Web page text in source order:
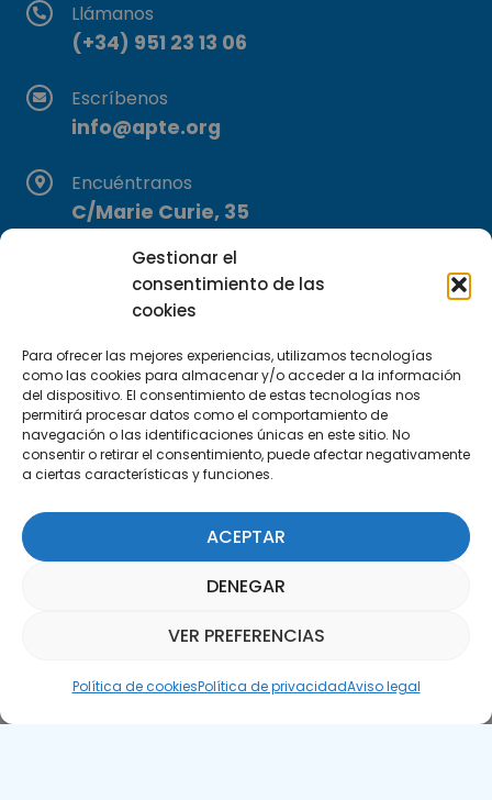
Gestionar el
consentimiento de las
cookies
Para ofrecer las mejores experiencias, utilizamos tecnologías
como las cookies para almacenar y/o acceder a la información
del dispositivo. El consentimiento de estas tecnologías nos
permitirá procesar datos como el comportamiento de
navegación o las identificaciones únicas en este sitio. No
consentir o retirar el consentimiento, puede afectar negativamente
a ciertas características y funciones.
ACEPTAR
DENEGAR
VER PREFERENCIAS
Política de cookiesPolítica de privacidadAviso legal
Llámanos
(+34) 951 23 13 06
Escríbenos
info@apte.org
Encuéntranos
C/Marie Curie, 35
Suscríbete a nuestra Newsletter
SUSCRÍBETE AQUÍ